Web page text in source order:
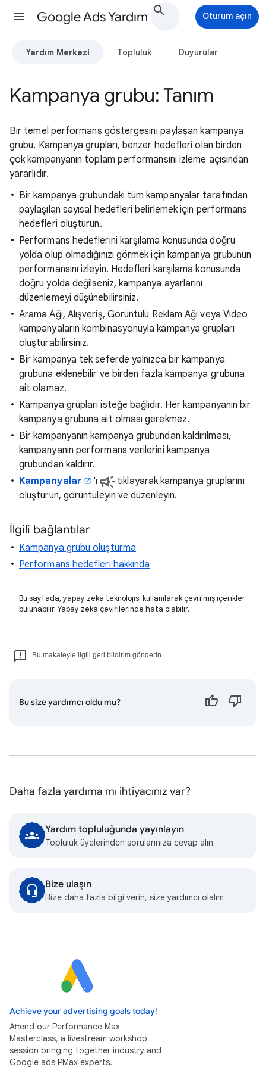
Google Ads Yardım Oturum açın
Yardım Merkezi Topluluk Duyurular
Kampanya grubu: Tanım
Bir temel performans göstergesini paylaşan kampanya
grubu. Kampanya grupları, benzer hedefleri olan birden
çok kampanyanın toplam performansını izleme açısından
yararlıdır.
Bir kampanya grubundaki tüm kampanyalar tarafından
paylaşılan sayısal hedefleri belirlemek için performans
hedefleri oluşturun.
Performans hedeflerini karşılama konusunda doğru
yolda olup olmadığınızı görmek için kampanya grubunun
performansını izleyin. Hedefleri karşılama konusunda
doğru yolda değilseniz, kampanya ayarlarını
düzenlemeyi düşünebilirsiniz.
Arama Ağı, Alışveriş, Görüntülü Reklam Ağı veya Video
kampanyaların kombinasyonuyla kampanya grupları
oluşturabilirsiniz.
Bir kampanya tek seferde yalnızca bir kampanya
grubuna eklenebilir ve birden fazla kampanya grubuna
ait olamaz.
Kampanya grupları isteğe bağlıdır. Her kampanyanın bir
kampanya grubuna ait olması gerekmez.
Bir kampanyanın kampanya grubundan kaldırılması,
kampanyanın performans verilerini kampanya
grubundan kaldırır.
Kampanyalar
'ı
tıklayarak kampanya gruplarını
oluşturun, görüntüleyin ve düzenleyin.
İlgili bağlantılar
Kampanya grubu oluşturma
Performans hedefleri hakkında
Bu sayfada, yapay zeka teknolojisi kullanılarak çevrilmiş içerikler
bulunabilir. Yapay zeka çevirilerinde hata olabilir.
Bu makaleyle ilgili geri bildirim gönderin
Bu size yardımcı oldu mu?
Daha fazla yardıma mı ihtiyacınız var?
Yardım topluluğunda yayınlayın
Topluluk üyelerinden sorularınıza cevap alın
Bize ulaşın
Bize daha fazla bilgi verin, size yardımcı olalım
Achieve your advertising goals today!
Attend our Performance Max
Masterclass, a livestream workshop
session bringing together industry and
Google ads PMax experts.